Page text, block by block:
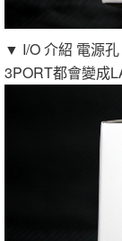
▼ I/O 介紹 電源
3PORT都會變成